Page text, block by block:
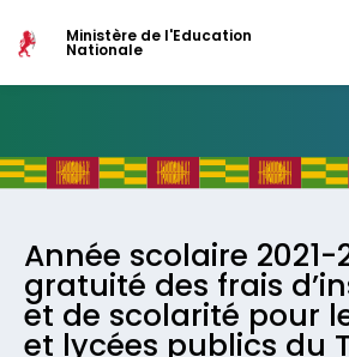
Ministère de l'Education
Nationale
Année scolaire 2021-
gratuité des frais
et de scolarité pour
et lycées publics du